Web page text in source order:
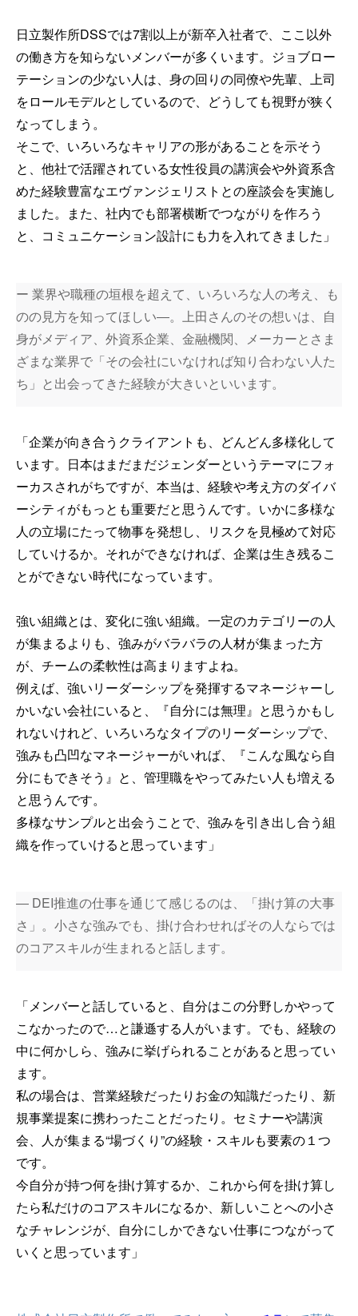
日立製作所DSSでは7割以上が新卒入社者で、ここ以外
の働き方を知らないメンバーが多くいます。ジョブロー
テーションの少ない人は、身の回りの同僚や先輩、上司
をロールモデルとしているので、どうしても視野が狭く
なってしまう。
そこで、いろいろなキャリアの形があることを示そう
と、他社で活躍されている女性役員の講演会や外資系含
めた経験豊富なエヴァンジェリストとの座談会を実施し
ました。また、社内でも部署横断でつながりを作ろう
と、コミュニケーション設計にも力を入れてきました」
ー 業界や職種の垣根を超えて、いろいろな人の考え、も
のの見方を知ってほしい―。上田さんのその想いは、自
身がメディア、外資系企業、金融機関、メーカーとさま
ざまな業界で「その会社にいなければ知り合わない人た
ち」と出会ってきた経験が大きいといいます。
「企業が向き合うクライアントも、どんどん多様化して
います。日本はまだまだジェンダーというテーマにフォ
ーカスされがちですが、本当は、経験や考え方のダイバ
ーシティがもっとも重要だと思うんです。いかに多様な
人の立場にたって物事を発想し、リスクを見極めて対応
していけるか。それができなければ、企業は生き残るこ
とができない時代になっています。
強い組織とは、変化に強い組織。一定のカテゴリーの人
が集まるよりも、強みがバラバラの人材が集まった方
が、チームの柔軟性は高まりますよね。
例えば、強いリーダーシップを発揮するマネージャーし
かいない会社にいると、『自分には無理』と思うかもし
れないけれど、いろいろなタイプのリーダーシップで、
強みも凸凹なマネージャーがいれば、『こんな風なら自
分にもできそう』と、管理職をやってみたい人も増える
と思うんです。
多様なサンプルと出会うことで、強みを引き出し合う組
織を作っていけると思っています」
― DEI推進の仕事を通じて感じるのは、「掛け算の大事
さ」。小さな強みでも、掛け合わせればその人ならでは
のコアスキルが生まれると話します。
「メンバーと話していると、自分はこの分野しかやって
こなかったので…と謙遜する人がいます。でも、経験の
中に何かしら、強みに挙げられることがあると思ってい
ます。
私の場合は、営業経験だったりお金の知識だったり、新
規事業提案に携わったことだったり。セミナーや講演
会、人が集まる“場づくり”の経験・スキルも要素の１つ
です。
今自分が持つ何を掛け算するか、これから何を掛け算し
たら私だけのコアスキルになるか、新しいことへの小さ
なチャレンジが、自分にしかできない仕事につながって
いくと思っています」